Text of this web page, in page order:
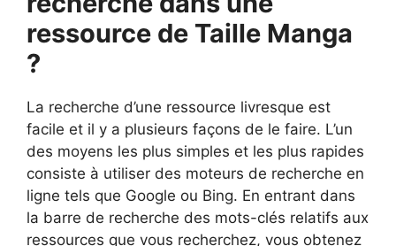
ressource de Taille Manga
?
La recherche d’une ressource livresque est
facile et il y a plusieurs façons de le faire. L’un
des moyens les plus simples et les plus rapides
consiste à utiliser des moteurs de recherche en
ligne tels que Google ou Bing. En entrant dans
la barre de recherche des mots-clés relatifs aux
ressources que vous recherchez, vous obtenez